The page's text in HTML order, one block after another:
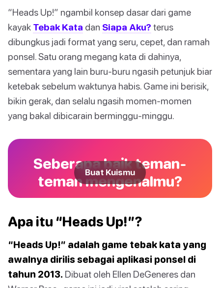
“Heads Up!” ngambil konsep dasar dari game
kayak Tebak Kata dan Siapa Aku? terus
dibungkus jadi format yang seru, cepet, dan ramah
ponsel. Satu orang megang kata di dahinya,
sementara yang lain buru-buru ngasih petunjuk biar
ketebak sebelum waktunya habis. Game ini berisik,
bikin gerak, dan selalu ngasih momen-momen
yang bakal dibicarain berminggu-minggu.
Seberapa baik teman-
teman mengenalmu?
Buat Kuismu
Apa itu “Heads Up!”?
“Heads Up!” adalah game tebak kata yang
awalnya dirilis sebagai aplikasi ponsel di
tahun 2013. Dibuat oleh Ellen DeGeneres dan